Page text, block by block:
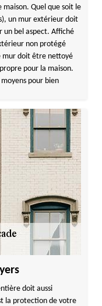
Quel que soit le
un mur extérieur doit
bel aspect. Affiché
non protégé
mur doit être nettoyé
pour la maison.
pour bien
doit aussi
la protection de votre